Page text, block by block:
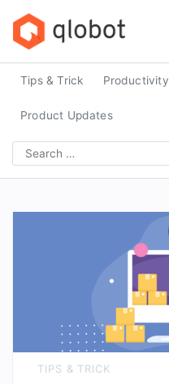
content
Tips & Trick Productivity
Product Updates
Search
for:
TIPS & TRICK